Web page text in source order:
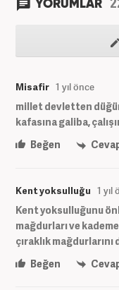
YORUMLAR
Misafir 1 yıl önce
millet devletten
kafasına galiba,
Beğen
Kent yoksulluğu 1 yıl
Kent yoksulluğunu
mağdurları ve
çıraklık mağdurlarını
Beğen